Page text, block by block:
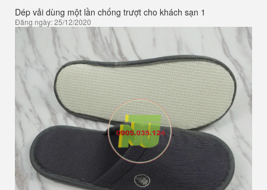
Dép vải dùng một lần chống trượt cho khách sạn 1
Đăng ngày: 25/12/2020